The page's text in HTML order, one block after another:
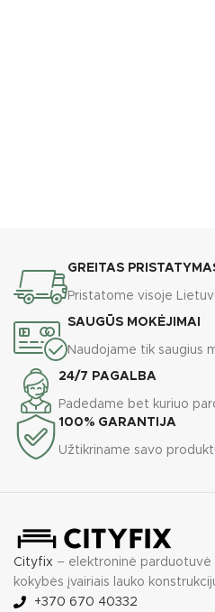
GREITAS
Pristatome visoje
SAUGŪS MOKĖJIMAI
Naudojame tik saugius
24/7 PAGALBA
Padedame bet kuriuo
100% GARANTIJA
Užtikriname savo
Cityfix – elektroninė parduotuvė
kokybės įvairiais lauko
+370 670 40332